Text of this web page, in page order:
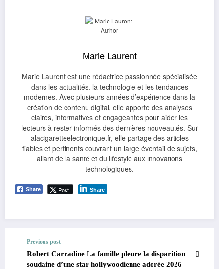
Marie Laurent
Marie Laurent est une rédactrice passionnée spécialisée
dans les actualités, la technologie et les tendances
modernes. Avec plusieurs années d’expérience dans la
création de contenu digital, elle apporte des analyses
claires, informatives et engageantes pour aider les
lecteurs à rester informés des dernières nouveautés. Sur
alacigaretteelectronique.fr, elle partage des articles
fiables et pertinents couvrant un large éventail de sujets,
allant de la santé et du lifestyle aux innovations
technologiques.
Share Post Share
Previous post
Robert Carradine La famille pleure la disparition
soudaine d’une star hollywoodienne adorée 2026